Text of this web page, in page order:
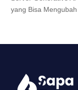
yang Bisa